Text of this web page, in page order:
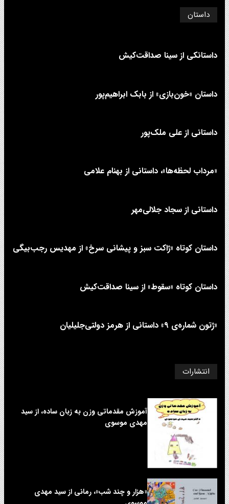
داستان
داستانکی از سینا صداقت‌کیش
داستان «خون‌بازی» از بابک ابراهیم‌پور
داستانی از علی‌ ملک‌پور
«مرداب لحظه‌ها»، داستانی از بهنام علامی
داستانی از سجاد جلالی‌مهر
داستان کوتاه «ژاکت سبز و پیشانی سرخ» از مهدیس رجب‌بیگی
داستان کوتاه «سقوط» از سینا صداقت‌کیش
«ژتون شماره‌ی ۹» داستانی از هرمز دولتی‌جلیلیان
انتشارات
آموزش مقدماتی وزن به زبان ساده، از سید
مهدی موسوی
«هزار و چند شب»، رمانی از سید مهدی